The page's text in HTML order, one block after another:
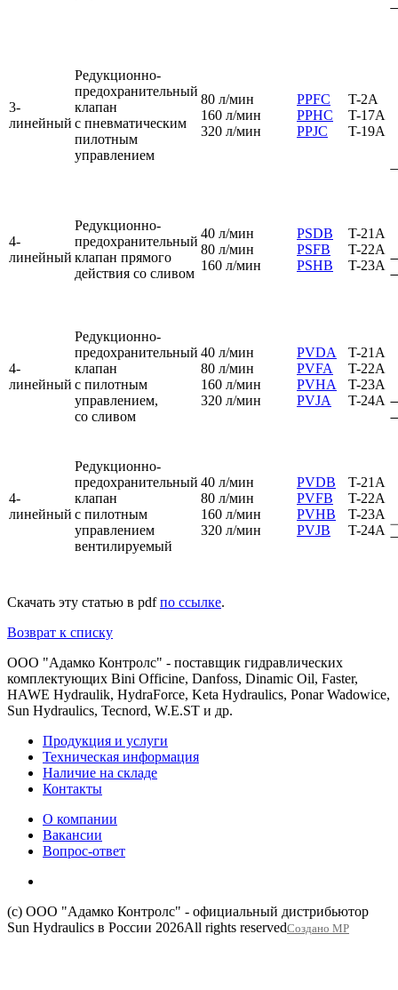
3-
линейный
Редукционно-
предохранительный
клапан
с пневматическим
пилотным
управлением
80 л/мин
160 л/мин
320 л/мин
PPFC
PPHC
PPJC
T-2A
T-17A
T-19A
4-
линейный
Редукционно-
предохранительный
клапан прямого
действия со сливом
40 л/мин
80 л/мин
160 л/мин
PSDB
PSFB
PSHB
T-21A
T-22A
T-23A
4-
линейный
Редукционно-
предохранительный
клапан
с пилотным
управлением,
со сливом
40 л/мин
80 л/мин
160 л/мин
320 л/мин
PVDA
PVFA
PVHA
PVJA
T-21A
T-22A
T-23A
T-24A
4-
линейный
Редукционно-
предохранительный
клапан
с пилотным
управлением
вентилируемый
40 л/мин
80 л/мин
160 л/мин
320 л/мин
PVDB
PVFB
PVHB
PVJB
T-21A
T-22A
T-23A
T-24A
Скачать эту статью в pdfпо ссылке.
Возврат к списку
ООО "Адамко Контролс" - поставщик гидравлических
комплектующих Bini Officine, Danfoss, Dinamic Oil, Faster,
HAWE Hydraulik, HydraForce, Keta Hydraulics, Ponar Wadowice,
Sun Hydraulics, Tecnord, W.E.ST и др.
Продукция и услуги
Техническая информация
Наличие на складе
Контакты
О компании
Вакансии
Вопрос-ответ
(c) ООО "Адамко Контролс" - официальный дистрибьютор
Sun Hydraulics в России 2026All rights reservedСоздано МР